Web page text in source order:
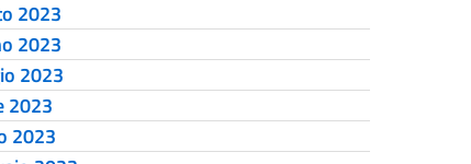
2023
2023
2023
2023
2023